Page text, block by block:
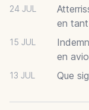
24 JUL
en
15 JUL
en
13 JUL Que